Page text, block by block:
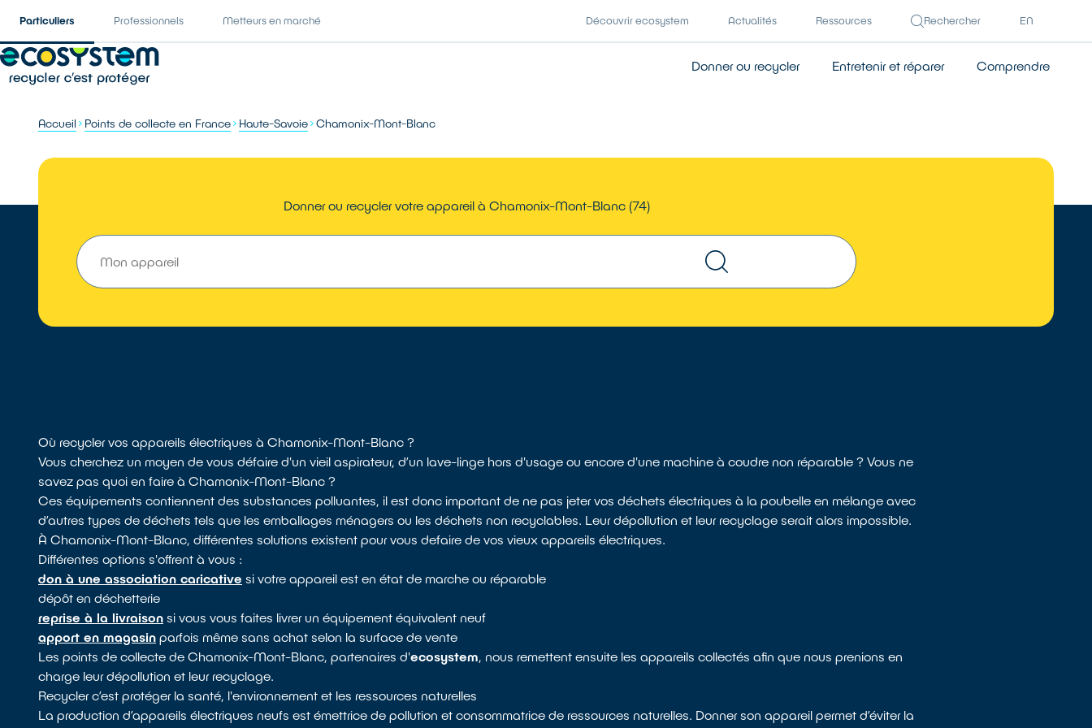
Particuliers Professionnels Metteurs en marché Découvrir ecosystem Actualités Ressources Rechercher EN
Donner ou recycler Entretenir et réparer Comprendre
Accueil Points de collecte en France Haute-Savoie Chamonix-Mont-Blanc
Donner ou recycler votre appareil à Chamonix-Mont-Blanc (74)
Où recycler vos appareils électriques à Chamonix-Mont-Blanc ?
Vous cherchez un moyen de vous défaire d'un vieil aspirateur, d’un lave-linge hors d'usage ou encore d'une machine à coudre non réparable ? Vous ne
savez pas quoi en faire à Chamonix-Mont-Blanc ?
Ces équipements contiennent des substances polluantes, il est donc important de ne pas jeter vos déchets électriques à la poubelle en mélange avec
d’autres types de déchets tels que les emballages ménagers ou les déchets non recyclables. Leur dépollution et leur recyclage serait alors impossible.
À Chamonix-Mont-Blanc, différentes solutions existent pour vous defaire de vos vieux appareils électriques.
Différentes options s'offrent à vous :
don à une association caricative si votre appareil est en état de marche ou réparable
dépôt en déchetterie
reprise à la livraison si vous vous faites livrer un équipement équivalent neuf
apport en magasin parfois même sans achat selon la surface de vente
Les points de collecte de Chamonix-Mont-Blanc, partenaires d'ecosystem, nous remettent ensuite les appareils collectés afin que nous prenions en
charge leur dépollution et leur recyclage.
Recycler c’est protéger la santé, l'environnement et les ressources naturelles
La production d’appareils électriques neufs est émettrice de pollution et consommatrice de ressources naturelles. Donner son appareil permet d’éviter la